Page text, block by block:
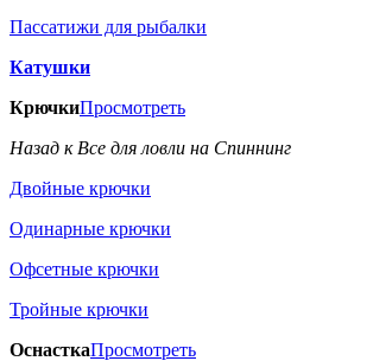
Пассатижи для рыбалки
Катушки
КрючкиПросмотреть
Назад к Все для ловли на Спиннинг
Двойные крючки
Одинарные крючки
Офсетные крючки
Тройные крючки
ОснасткаПросмотреть